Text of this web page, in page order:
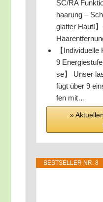
SC/​RA
haa­rung –
glat­ter Haut!】
【
9
se】 Unser
fügt über 9
fen mit…
»
BEST­SEL­LER NR. 8